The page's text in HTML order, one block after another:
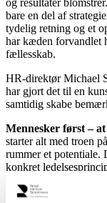
bare en del af
tydelig retning og et
har kæden forvandlet
fællesskab.
HR-direktør Michael
har gjort det til en
samtidig skabe
Mennesker først –
starter alt med troen
rummer et potentiale.
konkret
ledelse i høj grad om at